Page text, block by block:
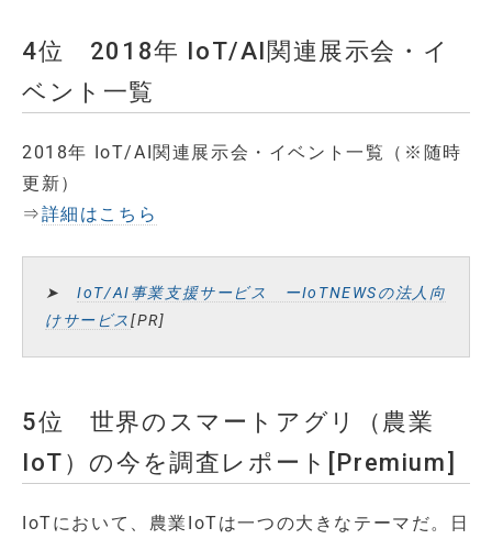
4位 2018年 IoT/AI関連展示会・イ
ベント一覧
2018年 IoT/AI関連展示会・イベント一覧（※随時
更新）
⇒詳細はこちら
➤IoT/AI事業支援サービス ーIoTNEWSの法人向
けサービス[PR]
5位 世界のスマートアグリ（農業
IoT）の今を調査レポート[Premium]
IoTにおいて、農業IoTは一つの大きなテーマだ。日